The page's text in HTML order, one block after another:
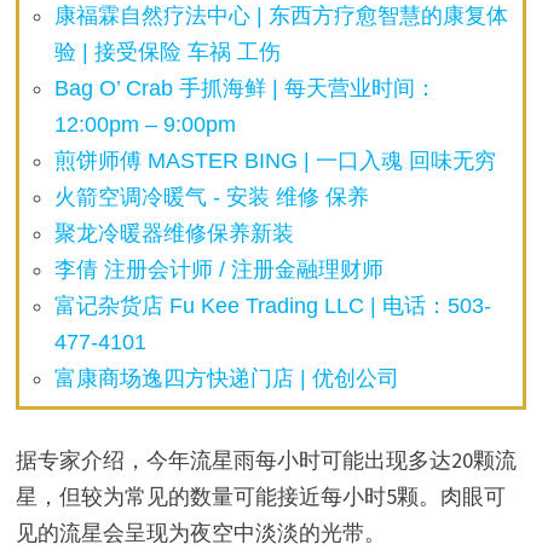
康福霖自然疗法中心 | 东西方疗愈智慧的康复体
验 | 接受保险 车祸 工伤
Bag O’ Crab 手抓海鲜 | 每天营业时间：
12:00pm – 9:00pm
煎饼师傅 MASTER BING | 一口入魂 回味无穷
火箭空调冷暖气 - 安装 维修 保养
聚龙冷暖器维修保养新装
李倩 注册会计师 / 注册金融理财师
富记杂货店 Fu Kee Trading LLC | 电话：503-
477-4101
富康商场逸四方快递门店 | 优创公司
据专家介绍，今年流星雨每小时可能出现多达20颗流
星，但较为常见的数量可能接近每小时5颗。肉眼可
见的流星会呈现为夜空中淡淡的光带。